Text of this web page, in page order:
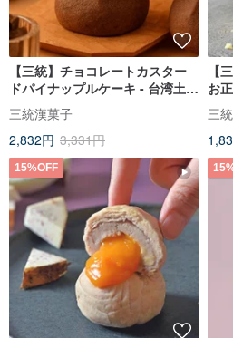
【三統】チョコレートカスター
ドパイナップルケーキ - 台湾土産
お正月 中秋節 端午の節句 ギフト
ボックス
三統漢菓子
2,832円 3,331円
【
お
ギ
三
15%OFF